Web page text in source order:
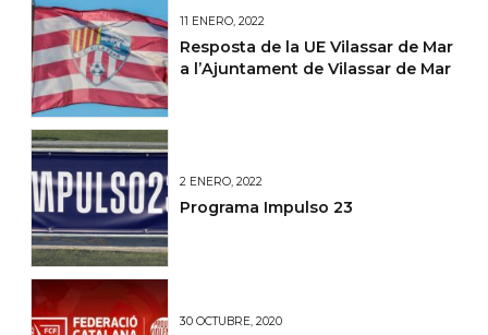
11 ENERO, 2022
Resposta de la UE Vilassar de Mar
a l’Ajuntament de Vilassar de Mar
2 ENERO, 2022
Programa Impulso 23
30 OCTUBRE, 2020